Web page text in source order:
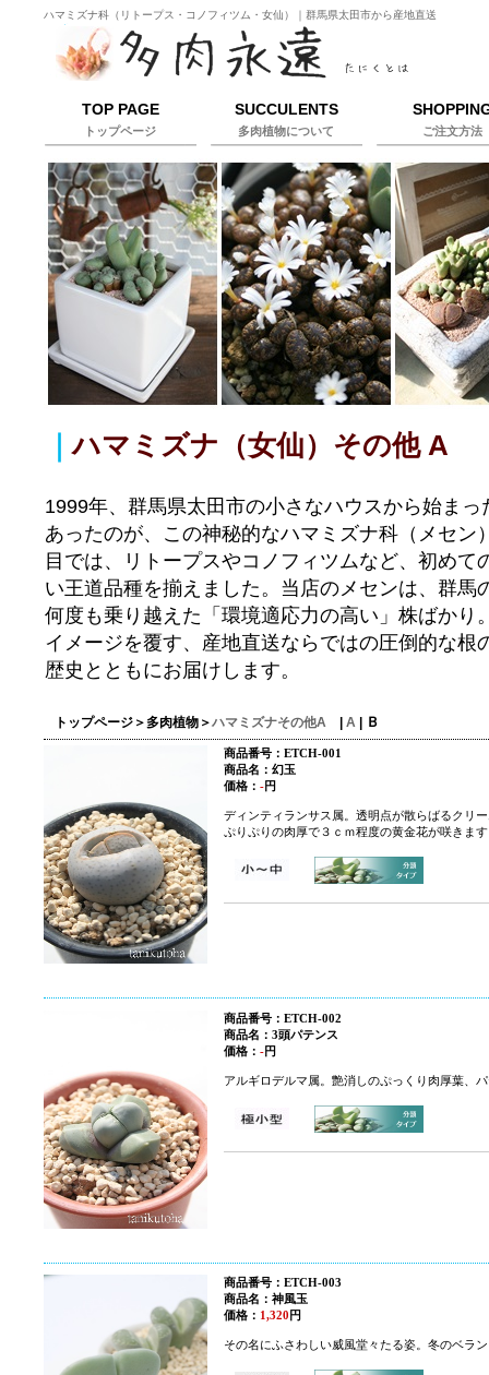
ハマミズナ科（リトープス・コノフィツム・女仙）｜群馬県太田市から産地直送
｜ハマミズナ（女仙）その他
1999年、群馬県太田市の小さなハウスから始ま
あったのが、この神秘的なハマミズナ科（メセン
目では、リトープスやコノフィツムなど、初めて
い王道品種を揃えました。当店のメセンは、群馬
何度も乗り越えた「環境適応力の高い」株ばかり
イメージを覆す、産地直送ならではの圧倒的な根
歴史とともにお届けします。
トップページ ＞多肉植物 ＞ハマミズナその他A A Ｂ
商品番号：ETCH-001
商品名： 幻玉
価格： -円
ディンティランサス属。透明点が散らばるクリ
ぷりぷりの肉厚で３ｃｍ程度の黄金花が咲きま
商品番号：ETCH-002
商品名：3頭パテンス
価格： -円
アルギロデルマ属。艶消しのぷっくり肉厚葉、
商品番号：ETCH-003
商品名：神風玉
価格： 1,320 円
その名にふさわしい威風堂々たる姿。冬のベラ
TOP PAGE
トップページ
SUCCULENTS
多肉植物について ご注文方法